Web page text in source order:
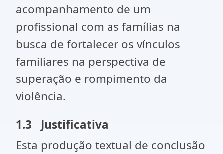
acompanhamento de um
profissional com as famílias na
busca de fortalecer os vínculos
familiares na perspectiva de
superação e rompimento da
violência.
1.3 Justificativa
Esta produção textual de conclusão